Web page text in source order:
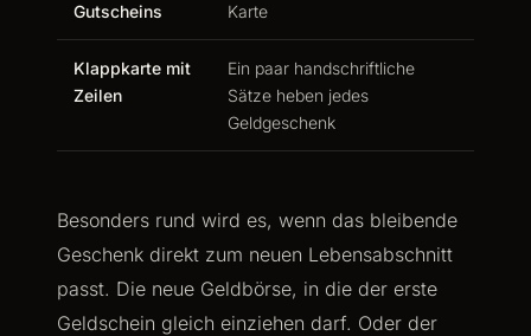
Gutscheins
Karte
Klappkarte mit
Zeilen
Ein paar handschriftliche
Sätze heben jedes
Geldgeschenk
Besonders rund wird es, wenn das bleibende
Geschenk direkt zum neuen Lebensabschnitt
passt. Die neue Geldbörse, in die der erste
Geldschein gleich einziehen darf. Oder der